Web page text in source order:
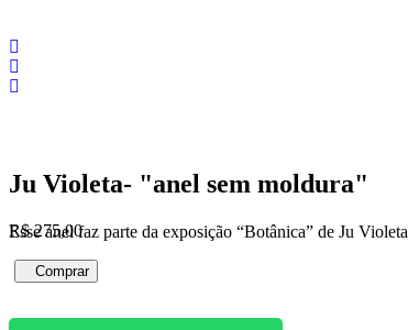
Ju Violeta- "anel sem moldura"
R$275,00
Esse anel faz parte da exposição “Botânica” de Ju Violeta
Ju
Violeta-
Comprar